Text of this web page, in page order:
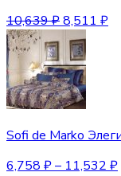
10,639₽8,511 ₽
Sofi de Marko
6,758 ₽– 11,532 ₽